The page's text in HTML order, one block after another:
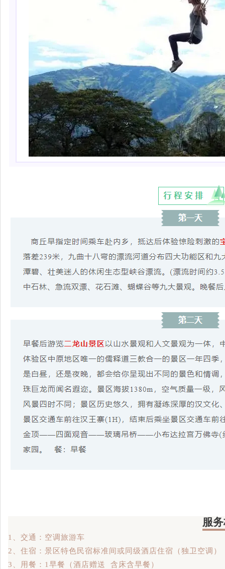
服
1、交通：空调旅游车
2、住宿：景区特色民宿标准间或同级酒店住宿（独卫空调）
3、用餐：1早餐（酒店赠送 含床含早餐）